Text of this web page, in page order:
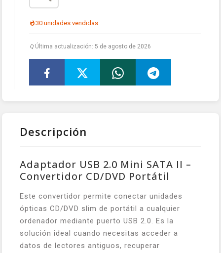
30 unidades vendidas
Última actualización: 5 de agosto de 2026
Descripción
Adaptador USB 2.0 Mini SATA II –
Convertidor CD/DVD Portátil
Este convertidor permite conectar unidades
ópticas CD/DVD slim de portátil a cualquier
ordenador mediante puerto USB 2.0. Es la
solución ideal cuando necesitas acceder a
datos de lectores antiguos, recuperar